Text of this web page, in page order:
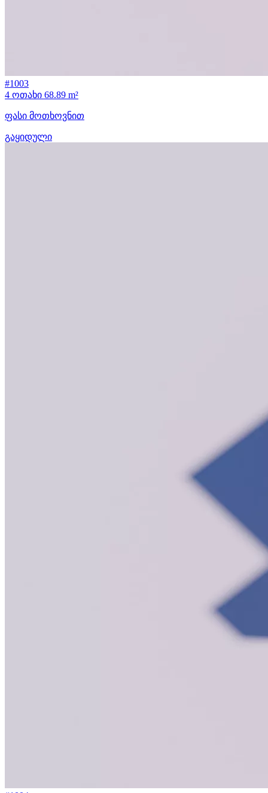
#1003
4 ოთახი 68.89 m²
ფასი მოთხოვნით
გაყიდული